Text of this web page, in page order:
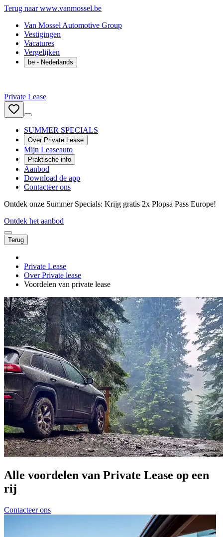
Terug naar www.vanmossel.be
Van Mossel Automotive Group
Vestigingen
Vacatures
Vergelijken
be - Nederlands
Private Lease
SUMMER SPECIALS
Over Private Lease
Mijn Leaseauto
Praktische info
Aanbod
Download de app
Contacteer ons
Ontdek onze Summer Specials: Krijg gratis 2x Plopsa Pass Europe!
Ontdek het aanbod
Terug
Private Lease
Over Private lease
Voordelen van private lease
Alle voordelen van Private Lease op een
rij
Contacteer ons